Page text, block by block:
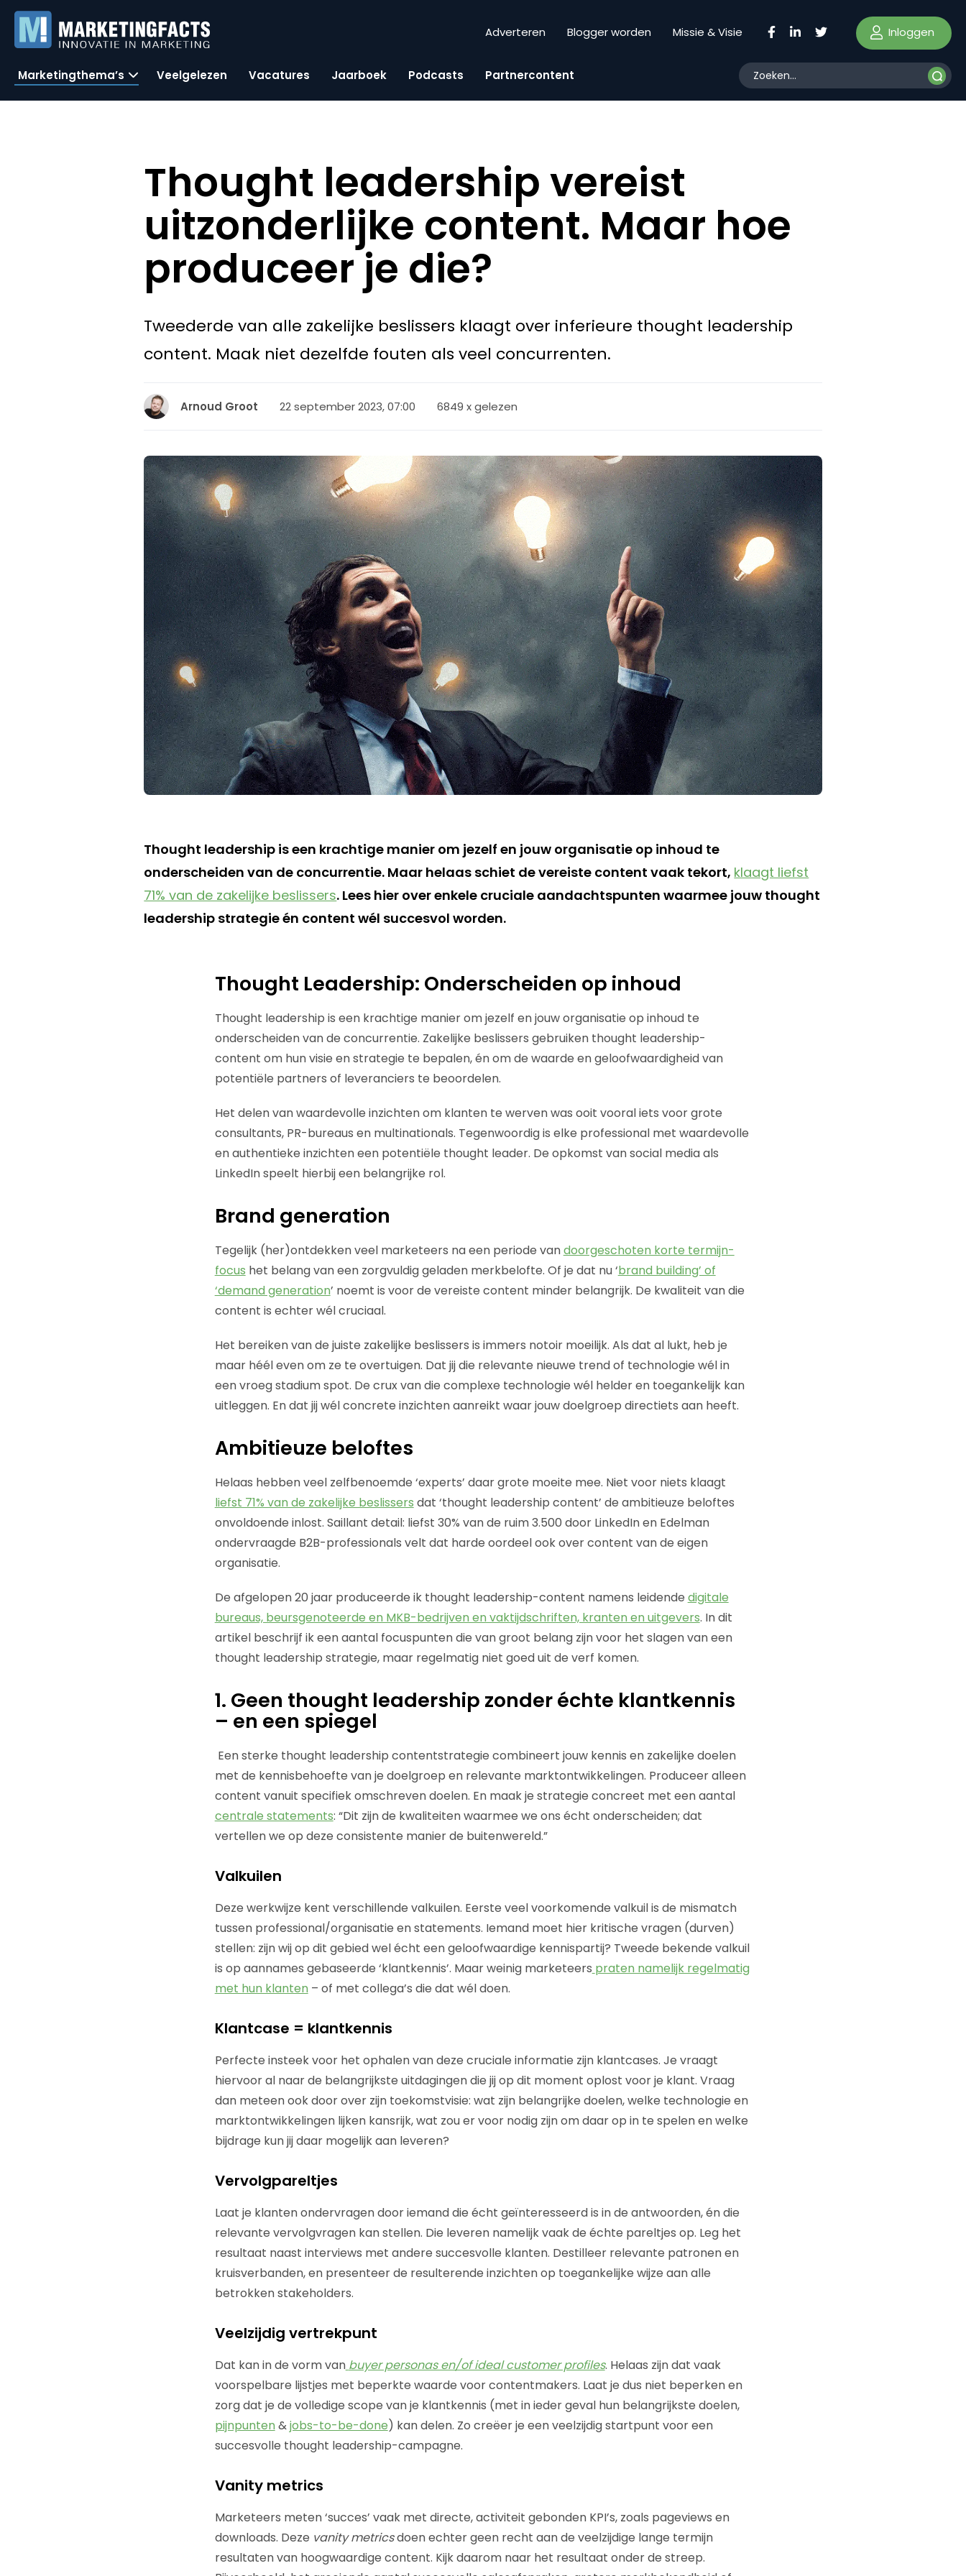
Adverteren Blogger worden Missie & Visie Inloggen
Marketingthema’s Veelgelezen Vacatures Jaarboek Podcasts Partnercontent
Thought leadership vereist
uitzonderlijke content. Maar hoe
produceer je die?
Tweederde van alle zakelijke beslissers klaagt over inferieure thought leadership
content. Maak niet dezelfde fouten als veel concurrenten.
Arnoud Groot 22 september 2023, 07:00 6849 x gelezen
Thought leadership is een krachtige manier om jezelf en jouw organisatie op inhoud te
onderscheiden van de concurrentie. Maar helaas schiet de vereiste content vaak tekort, klaagt liefst
71% van de zakelijke beslissers. Lees hier over enkele cruciale aandachtspunten waarmee jouw thought
leadership strategie én content wél succesvol worden.
Thought Leadership: Onderscheiden op inhoud
Thought leadership is een krachtige manier om jezelf en jouw organisatie op inhoud te
onderscheiden van de concurrentie. Zakelijke beslissers gebruiken thought leadership-
content om hun visie en strategie te bepalen, én om de waarde en geloofwaardigheid van
potentiële partners of leveranciers te beoordelen.
Het delen van waardevolle inzichten om klanten te werven was ooit vooral iets voor grote
consultants, PR-bureaus en multinationals. Tegenwoordig is elke professional met waardevolle
en authentieke inzichten een potentiële thought leader. De opkomst van social media als
LinkedIn speelt hierbij een belangrijke rol.
Brand generation
Tegelijk (her)ontdekken veel marketeers na een periode vandoorgeschoten korte termijn-
focus het belang van een zorgvuldig geladen merkbelofte. Of je dat nu ‘brand building’ of
‘demand generation’ noemt is voor de vereiste content minder belangrijk. De kwaliteit van die
content is echter wél cruciaal.
Het bereiken van de juiste zakelijke beslissers is immers notoir moeilijk. Als dat al lukt, heb je
maar héél even om ze te overtuigen. Dat jij die relevante nieuwe trend of technologie wél in
een vroeg stadium spot. De crux van die complexe technologie wél helder en toegankelijk kan
uitleggen. En dat jij wél concrete inzichten aanreikt waar jouw doelgroep directiets aan heeft.
Ambitieuze beloftes
Helaas hebben veel zelfbenoemde ‘experts’ daar grote moeite mee. Niet voor niets klaagt
liefst 71% van de zakelijke beslissers dat ‘thought leadership content’ de ambitieuze beloftes
onvoldoende inlost. Saillant detail: liefst 30% van de ruim 3.500 door LinkedIn en Edelman
ondervraagde B2B-professionals velt dat harde oordeel ook over content van de eigen
organisatie.
De afgelopen 20 jaar produceerde ik thought leadership-content namens leidende digitale
bureaus, beursgenoteerde en MKB-bedrijven en vaktijdschriften, kranten en uitgevers. In dit
artikel beschrijf ik een aantal focuspunten die van groot belang zijn voor het slagen van een
thought leadership strategie, maar regelmatig niet goed uit de verf komen.
1. Geen thought leadership zonder échte klantkennis
– en een spiegel
Een sterke thought leadership contentstrategie combineert jouw kennis en zakelijke doelen
met de kennisbehoefte van je doelgroep en relevante marktontwikkelingen. Produceer alleen
content vanuit specifiek omschreven doelen. En maak je strategie concreet met een aantal
centrale statements: “Dit zijn de kwaliteiten waarmee we ons écht onderscheiden; dat
vertellen we op deze consistente manier de buitenwereld.”
Valkuilen
Deze werkwijze kent verschillende valkuilen. Eerste veel voorkomende valkuil is de mismatch
tussen professional/organisatie en statements. Iemand moet hier kritische vragen (durven)
stellen: zijn wij op dit gebied wel écht een geloofwaardige kennispartij? Tweede bekende valkuil
is op aannames gebaseerde ‘klantkennis’. Maar weinig marketeers praten namelijk regelmatig
met hun klanten – of met collega’s die dat wél doen.
Klantcase = klantkennis
Perfecte insteek voor het ophalen van deze cruciale informatie zijn klantcases. Je vraagt
hiervoor al naar de belangrijkste uitdagingen die jij op dit moment oplost voor je klant. Vraag
dan meteen ook door over zijn toekomstvisie: wat zijn belangrijke doelen, welke technologie en
marktontwikkelingen lijken kansrijk, wat zou er voor nodig zijn om daar op in te spelen enwelke
bijdrage kun jij daar mogelijk aan leveren?
Vervolgpareltjes
Laat je klanten ondervragen door iemand die écht geïnteresseerd is in de antwoorden, én die
relevante vervolgvragen kan stellen. Die leveren namelijk vaak de échte pareltjes op. Leg het
resultaat naast interviews met andere succesvolle klanten. Destilleer relevante patronen en
kruisverbanden, en presenteer de resulterende inzichten op toegankelijke wijze aan alle
betrokken stakeholders.
Veelzijdig vertrekpunt
Dat kan in de vorm van buyer personas en/of ideal customer profiles. Helaas zijn dat vaak
voorspelbare lijstjes met beperkte waarde voor contentmakers. Laat je dus niet beperken en
zorg dat je de volledige scope van je klantkennis (met in ieder geval hun belangrijkste doelen,
pijnpunten &jobs-to-be-done) kan delen. Zo creëer je een veelzijdig startpunt voor een
succesvolle thought leadership-campagne.
Vanity metrics
Marketeers meten ‘succes’ vaak met directe, activiteit gebonden KPI’s, zoals pageviews en
downloads. Deze vanity metricsdoen echter geen recht aan de veelzijdige lange termijn
resultaten van hoogwaardige content. Kijk daarom naar het resultaat onder de streep.